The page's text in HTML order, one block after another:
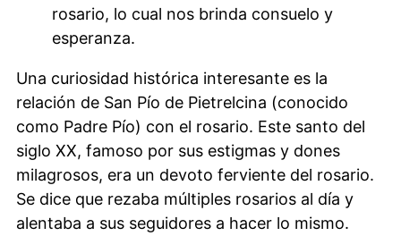
rosario, lo cual nos brinda consuelo y
esperanza.
Una curiosidad histórica interesante es la
relación de San Pío de Pietrelcina (conocido
como Padre Pío) con el rosario. Este santo del
siglo XX, famoso por sus estigmas y dones
milagrosos, era un devoto ferviente del rosario.
Se dice que rezaba múltiples rosarios al día y
alentaba a sus seguidores a hacer lo mismo.